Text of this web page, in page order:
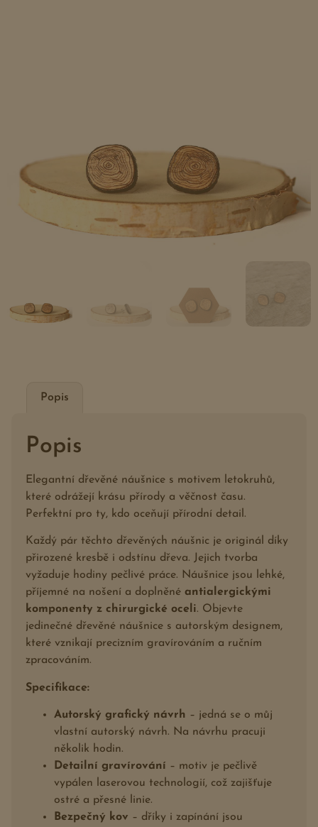
Popis
Popis
Elegantní dřevěné náušnice s motivem letokruhů,
které odrážejí krásu přírody a věčnost času.
Perfektní pro ty, kdo oceňují přírodní detail.
Každý pár těchto dřevěných náušnic je originál díky
přirozené kresbě i odstínu dřeva. Jejich tvorba
vyžaduje hodiny pečlivé práce. Náušnice jsou lehké,
příjemné na nošení a doplněné antialergickými
komponenty z chirurgické oceli. Objevte
jedinečné dřevěné náušnice s autorským designem,
které vznikají precizním gravírováním a ručním
zpracováním.
Specifikace:
Autorský grafický návrh – jedná se o můj
vlastní autorský návrh. Na návrhu pracuji
několik hodin.
Detailní gravírování – motiv je pečlivě
vypálen laserovou technologií, což zajišťuje
ostré a přesné linie.
Bezpečný kov – dříky i zapínání jsou